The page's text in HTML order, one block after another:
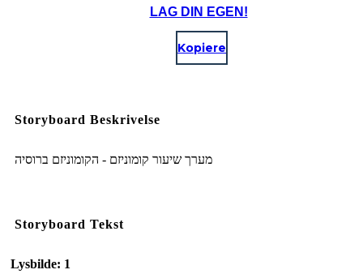
LAG DIN EGEN!
Kopiere
Storyboard Beskrivelse
מערך שיעור קומוניזם - הקומוניזם ברוסיה
Storyboard Tekst
Lysbilde: 1